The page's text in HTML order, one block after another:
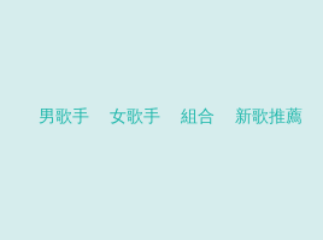
男歌手 女歌手 組合 新歌推薦